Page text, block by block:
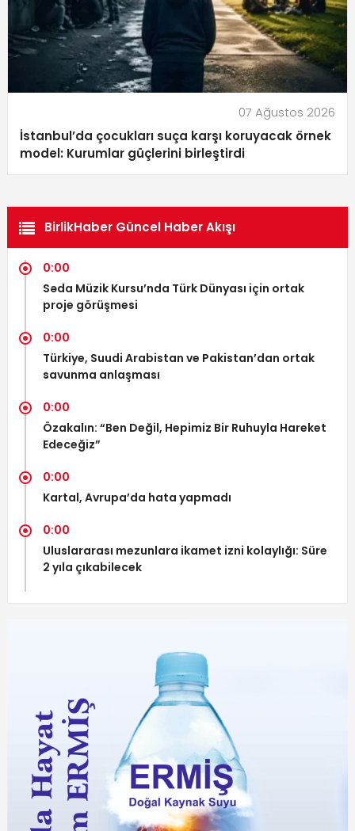
07 Ağustos 2026
İstanbul’da çocukları suça karşı koruyacak örnek
model: Kurumlar güçlerini birleştirdi
BirlikHaber Güncel Haber Akışı
0:00
Səda Müzik Kursu’nda Türk Dünyası için ortak
proje görüşmesi
0:00
Türkiye, Suudi Arabistan ve Pakistan’dan ortak
savunma anlaşması
0:00
Özakalın: “Ben Değil, Hepimiz Bir Ruhuyla Hareket
Edeceğiz”
0:00
Kartal, Avrupa’da hata yapmadı
0:00
Uluslararası mezunlara ikamet izni kolaylığı: Süre
2 yıla çıkabilecek